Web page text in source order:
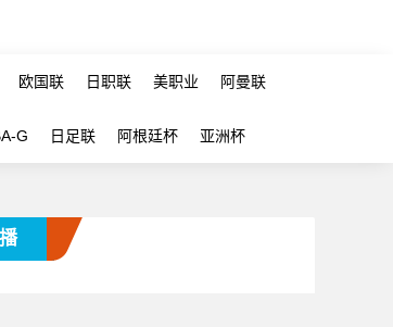
欧国联 日职联 美职业 阿曼联
G 日足联 阿根廷杯 亚洲杯